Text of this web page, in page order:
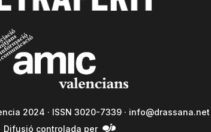
2024 · ISSN 3020-7339 · info@drassana.net
Difusió controlada per